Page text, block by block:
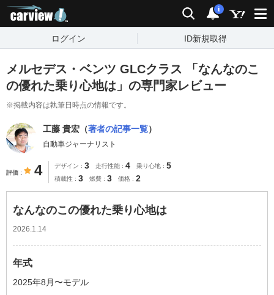
検索 通知
i
ログイン ID新規取得
メルセデス・ベンツ GLCクラス 「なんなのこ
の優れた乗り心地は」の専門家レビュー
※掲載内容は執筆日時点の情報です。
工藤 貴宏（著者の記事一覧）
自動車ジャーナリスト
評価 4 デザイン 3 走行性能 4 乗り心地 5
積載性 3 燃費 3 価格 2
なんなのこの優れた乗り心地は
2026.1.14
年式
2025年8月〜モデル